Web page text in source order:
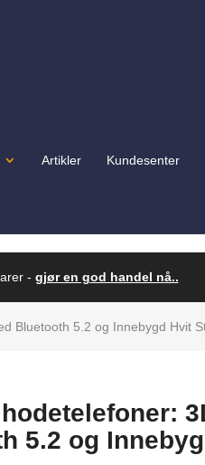
Artikler Kundesenter
- gjør en god handel nå..
Bluetooth 5.2 og Innebygd Hvit
5.2 og